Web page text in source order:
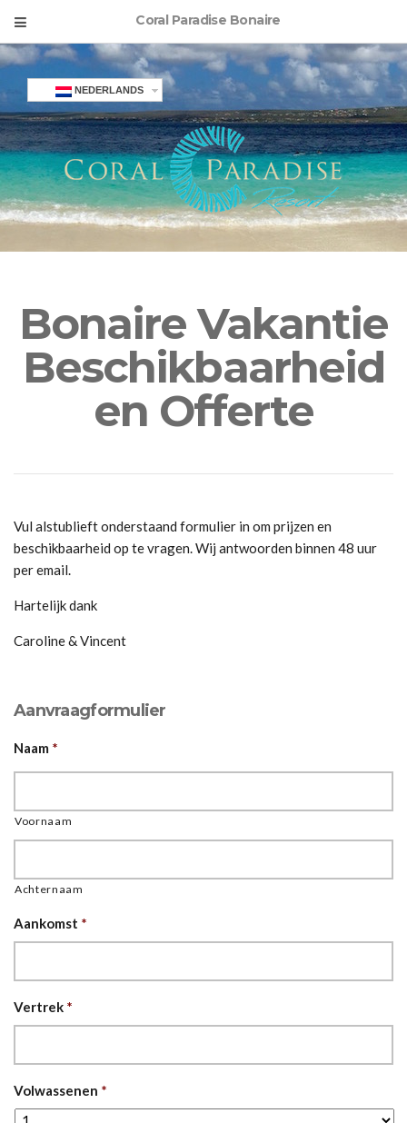
Coral Paradise Bonaire
NEDERLANDS
Bonaire Vakantie
Beschikbaarheid
en Offerte
Vul alstublieft onderstaand formulier in om prijzen en
beschikbaarheid op te vragen. Wij antwoorden binnen 48 uur
per email.
Hartelijk dank
Caroline & Vincent
Aanvraagformulier
Naam *
Voornaam
Achternaam
Aankomst *
Vertrek *
Volwassenen *